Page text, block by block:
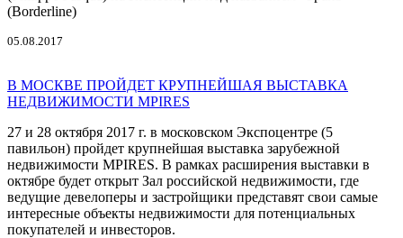
(Borderline)
05.08.2017
В МОСКВЕ ПРОЙДЕТ КРУПНЕЙШАЯ ВЫСТАВКА
НЕДВИЖИМОСТИ MPIRES
27 и 28 октября 2017 г. в московском Экспоцентре (5
павильон) пройдет крупнейшая выставка зарубежной
недвижимости MPIRES. В рамках расширения выставки в
октябре будет открыт Зал российской недвижимости, где
ведущие девелоперы и застройщики представят свои самые
интересные объекты недвижимости для потенциальных
покупателей и инвесторов.